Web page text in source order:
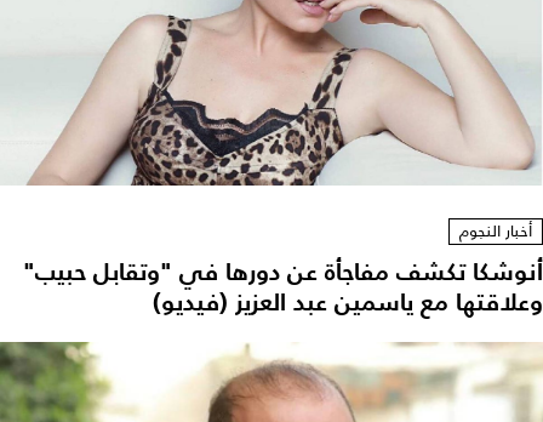
أخبار النجوم
أنوشكا تكشف مفاجأة عن دورها في "وتقابل حبيب"
وعلاقتها مع ياسمين عبد العزيز (فيديو)